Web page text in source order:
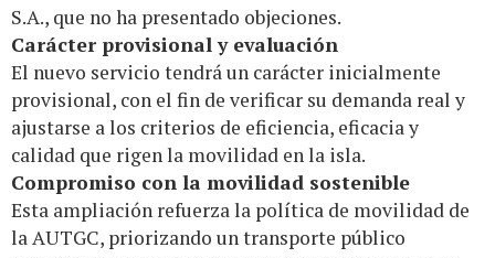
S.A., que no ha presentado objeciones.
Carácter provisional y evaluación
El nuevo servicio tendrá un carácter inicialmente
provisional, con el fin de verificar su demanda real y
ajustarse a los criterios de eficiencia, eficacia y
calidad que rigen la movilidad en la isla.
Compromiso con la movilidad sostenible
Esta ampliación refuerza la política de movilidad de
la AUTGC, priorizando un transporte público